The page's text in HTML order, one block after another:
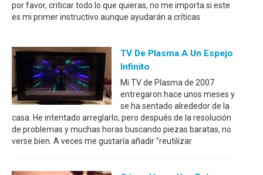
por favor, criticar todo lo que quieras, no me importa si este
es mi primer instructivo aunque ayudarán a críticas
TV De Plasma A Un Espejo
Infinito
Mi TV de Plasma de 2007
entregaron hace unos meses y
se ha sentado alrededor de la
casa. He intentado arreglarlo, pero después de la resolución
de problemas y muchas horas buscando piezas baratas, no
verse bien. A veces me gustaría añadir "reutilizar